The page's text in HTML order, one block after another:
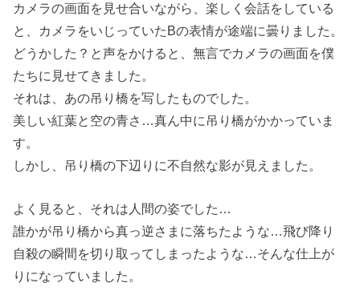
カメラの画面を見せ合いながら、楽しく会話をしている
と、カメラをいじっていたBの表情が途端に曇りました。
どうかした？と声をかけると、無言でカメラの画面を僕
たちに見せてきました。
それは、あの吊り橋を写したものでした。
美しい紅葉と空の青さ…真ん中に吊り橋がかかっていま
す。
しかし、吊り橋の下辺りに不自然な影が見えました。
よく見ると、それは人間の姿でした…
誰かが吊り橋から真っ逆さまに落ちたような…飛び降り
自殺の瞬間を切り取ってしまったような…そんな仕上が
りになっていました。